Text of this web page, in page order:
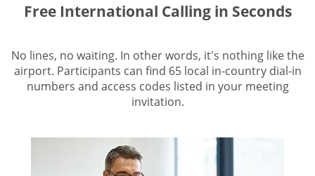
Free International Calling in Seconds
No lines, no waiting. In other words, it's nothing like the
airport. Participants can find 65 local in-country dial-in
numbers and access codes listed in your meeting
invitation.